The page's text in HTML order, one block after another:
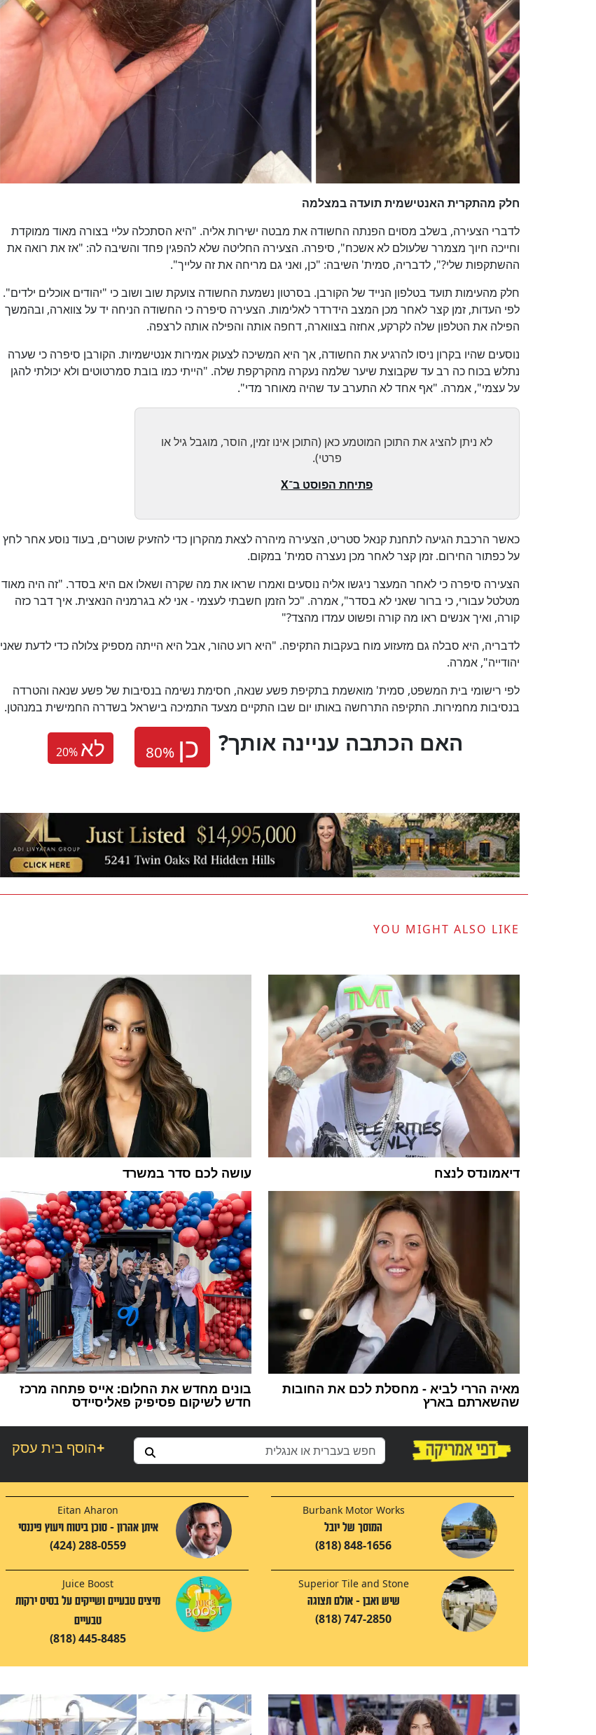
חלק מהתקרית האנטישמית תועדה במצלמה
לדברי הצעירה, בשלב מסוים הפנתה החשודה את מבטה ישירות אליה. "היא הסתכלה עליי בצורה מאוד ממוקדת
וחייכה חיוך מצמרר שלעולם לא אשכח", סיפרה. הצעירה החליטה שלא להפגין פחד והשיבה לה: "אז את רואה את
ההשתקפות שלי?", לדבריה, סמית' השיבה: "כן, ואני גם מריחה את זה עלייך".
חלק מהעימות תועד בטלפון הנייד של הקורבן. בסרטון נשמעת החשודה צועקת שוב ושוב כי "יהודים אוכלים ילדים".
לפי העדות, זמן קצר לאחר מכן המצב הידרדר לאלימות. הצעירה סיפרה כי החשודה הניחה יד על צווארה, ובהמשך
הפילה את הטלפון שלה לקרקע, אחזה בצווארה, דחפה אותה והפילה אותה לרצפה.
נוסעים שהיו בקרון ניסו להרגיע את החשודה, אך היא המשיכה לצעוק אמירות אנטישמיות. הקורבן סיפרה כי שערה
נתלש בכוח כה רב עד שקבוצת שיער שלמה נעקרה מהקרקפת שלה. "הייתי כמו בובת סמרטוטים ולא יכולתי להגן
על עצמי", אמרה. "אף אחד לא התערב עד שהיה מאוחר מדי".
לא ניתן להציג את התוכן המוטמע כאן (התוכן אינו זמין, הוסר, מוגבל גיל או
פרטי).
פתיחת הפוסט ב־X
כאשר הרכבת הגיעה לתחנת קנאל סטריט, הצעירה מיהרה לצאת מהקרון כדי להזעיק שוטרים, בעוד נוסע אחר לחץ
על כפתור החירום. זמן קצר לאחר מכן נעצרה סמית' במקום.
הצעירה סיפרה כי לאחר המעצר ניגשו אליה נוסעים ואמרו שראו את מה שקרה ושאלו אם היא בסדר. "זה היה מאוד
מטלטל עבורי, כי ברור שאני לא בסדר", אמרה. "כל הזמן חשבתי לעצמי - אני לא בגרמניה הנאצית. איך דבר כזה
קורה, ואיך אנשים ראו מה קורה ופשוט עמדו מהצד?"
לדבריה, היא סבלה גם מזעזוע מוח בעקבות התקיפה. "היא רוע טהור, אבל היא הייתה מספיק צלולה כדי לדעת שאני
יהודייה", אמרה.
לפי רישומי בית המשפט, סמית' מואשמת בתקיפת פשע שנאה, חסימת נשימה בנסיבות של פשע שנאה והטרדה
בנסיבות מחמירות. התקיפה התרחשה באותו יום שבו התקיים מצעד התמיכה בישראל בשדרה החמישית במנהטן.
20% לא ?האם הכתבה עניינה אותך
YOU MIGHT ALSO LIKE
עושה לכם סדר במשרד דיאמונדס לנצח
בונים מחדש את החלום: אייס פתחה מרכז
חדש לשיקום פסיפיק פאליסיידס
מאיה הררי לביא - מחסלת לכם את החובות
שהשארתם בארץ
הוסף בית עסק+
Eitan Aharon
איתן אהרון - סוכן ביטוח ויעוץ פיננסי
(424) 288-0559
Burbank Motor Works
המוסך של יובל
(818) 848-1656
Juice Boost
מיצים טבעיים ושייקים על בסיס ירקות
טבעיים
(818) 445-8485
Superior Tile and Stone
שיש ואבן - אולם תצוגה
(818) 747-2850